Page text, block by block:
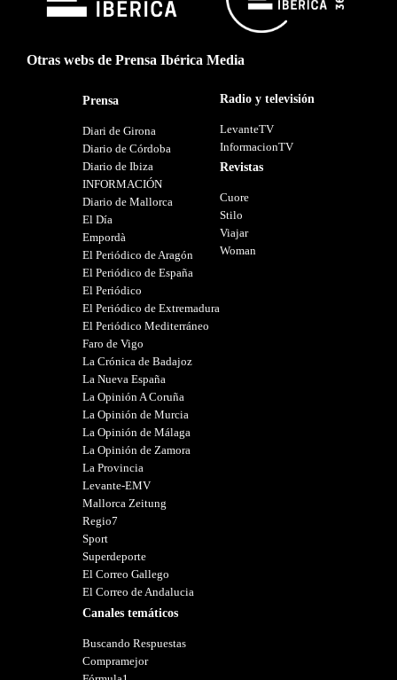
Otras webs de Prensa Ibérica Media
Prensa
Diari de Girona
Diario de Córdoba
Diario de Ibiza
INFORMACIÓN
Diario de Mallorca
El Día
Empordà
El Periódico de Aragón
El Periódico de España
El Periódico
El Periódico de Extremadura
El Periódico Mediterráneo
Faro de Vigo
La Crónica de Badajoz
La Nueva España
La Opinión A Coruña
La Opinión de Murcia
La Opinión de Málaga
La Opinión de Zamora
La Provincia
Levante-EMV
Mallorca Zeitung
Regio7
Sport
Superdeporte
El Correo Gallego
El Correo de Andalucia
Canales temáticos
Buscando Respuestas
Compramejor
Radio y televisión
LevanteTV
InformacionTV
Revistas
Cuore
Stilo
Viajar
Woman